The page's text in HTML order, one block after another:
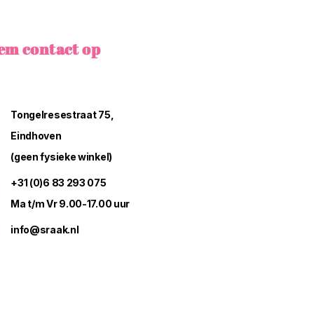
contact op
Tongelresestraat 75,
Eindhoven
(geen fysieke winkel)
+31 (0)6 83 293 075
Ma t/m Vr 9.00-17.00 uur
info@sraak.nl